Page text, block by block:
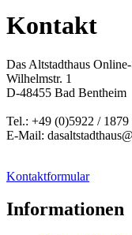
Kontakt
Das Altstadthaus
Wilhelmstr. 1
D-48455 Bad Bentheim
Tel.: +49 (0)5922 / 1879
E-Mail:
Kontaktformular
Informationen